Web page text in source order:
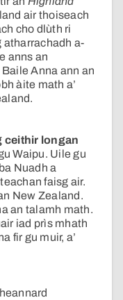
air thoiseach
cho dlùth ri
atharrachadh a-
anns an
Anna ann an
àite math a’
ceithir longan
Waipu. Uile gu
Nuadh a
faisg air.
New Zealand.
an talamh math.
iad prìs mhath
fir gu muir, a’